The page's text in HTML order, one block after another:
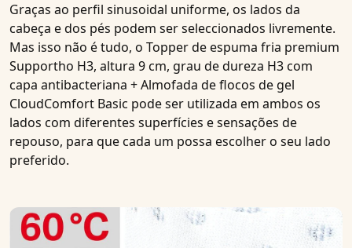
Graças ao perfil sinusoidal uniforme, os lados da
cabeça e dos pés podem ser seleccionados livremente.
Mas isso não é tudo, o Topper de espuma fria premium
Supportho H3, altura 9 cm, grau de dureza H3 com
capa antibacteriana + Almofada de flocos de gel
CloudComfort Basic pode ser utilizada em ambos os
lados com diferentes superfícies e sensações de
repouso, para que cada um possa escolher o seu lado
preferido.